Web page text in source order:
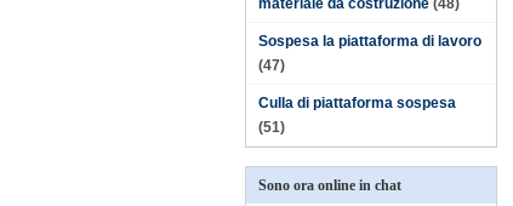
materiale da costruzione (48)
Sospesa la piattaforma di lavoro
(47)
Culla di piattaforma sospesa
(51)
Sono ora online in chat